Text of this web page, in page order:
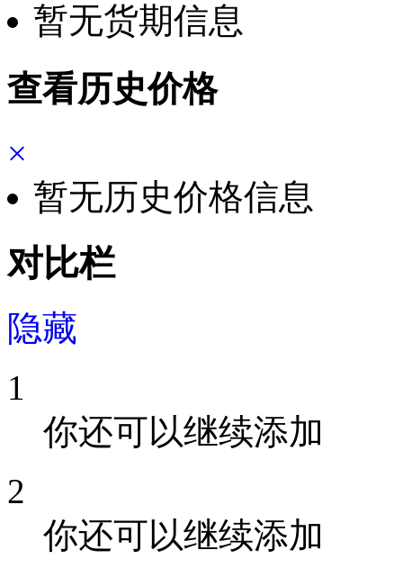
暂无货期信息
查看历史价格
×
暂无历史价格信息
对比栏
隐藏
1
你还可以继续添加
2
你还可以继续添加